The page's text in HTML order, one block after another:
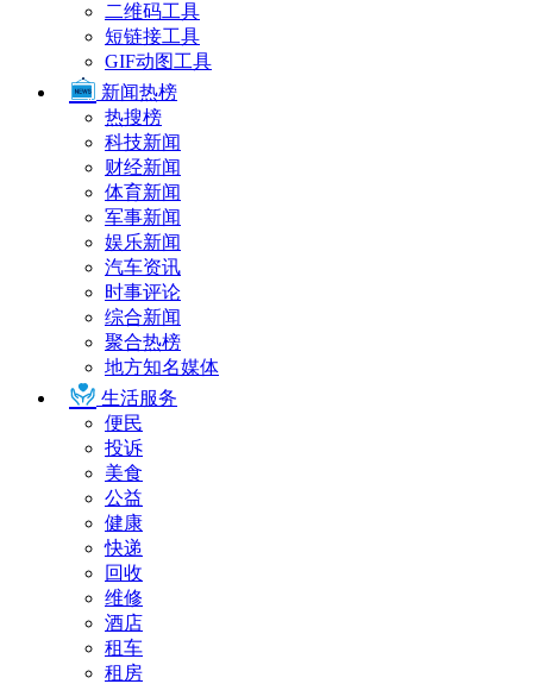
二维码工具
短链接工具
GIF动图工具
新闻热榜
热搜榜
科技新闻
财经新闻
体育新闻
军事新闻
娱乐新闻
汽车资讯
时事评论
综合新闻
聚合热榜
地方知名媒体
生活服务
便民
投诉
美食
公益
健康
快递
回收
维修
酒店
租车
租房